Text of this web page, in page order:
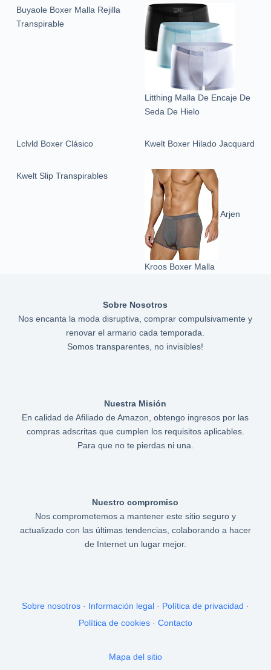
Buyaole Boxer Malla Rejilla
Transpirable
Litthing Malla De Encaje De
Seda De Hielo
Lclvld Boxer Clásico Kwelt Boxer Hilado Jacquard
Kwelt Slip Transpirables
Arjen
Kroos Boxer Malla
Sobre Nosotros
Nos encanta la moda disruptiva, comprar compulsivamente y
renovar el armario cada temporada.
Somos transparentes, no invisibles!
Nuestra Misión
En calidad de Afiliado de Amazon, obtengo ingresos por las
compras adscritas que cumplen los requisitos aplicables.
Para que no te pierdas ni una.
Nuestro compromiso
Nos comprometemos a mantener este sitio seguro y
actualizado con las últimas tendencias, colaborando a hacer
de Internet un lugar mejor.
Sobre nosotros· Información legal· Política de privacidad ·
Política de cookies· Contacto
Mapa del sitio